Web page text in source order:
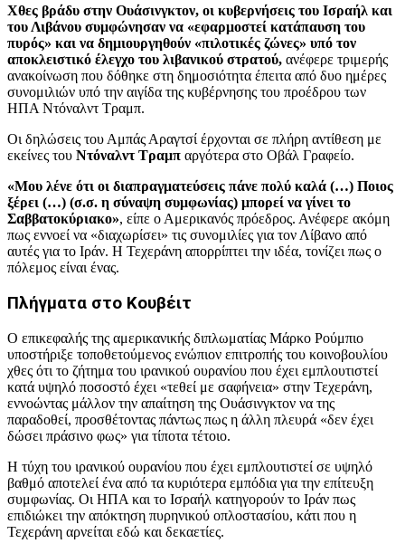
Χθες βράδυ στην Ουάσινγκτον, οι κυβερνήσεις του Ισραήλ και
του Λιβάνου συμφώνησαν να «εφαρμοστεί κατάπαυση του
πυρός» και να δημιουργηθούν «πιλοτικές ζώνες» υπό τον
αποκλειστικό έλεγχο του λιβανικού στρατού, ανέφερε τριμερής
ανακοίνωση που δόθηκε στη δημοσιότητα έπειτα από δυο ημέρες
συνομιλιών υπό την αιγίδα της κυβέρνησης του προέδρου των
ΗΠΑ Ντόναλντ Τραμπ.
Οι δηλώσεις του Αμπάς Αραγτσί έρχονται σε πλήρη αντίθεση με
εκείνες του Ντόναλντ Τραμπ αργότερα στο Οβάλ Γραφείο.
«Μου λένε ότι οι διαπραγματεύσεις πάνε πολύ καλά (…) Ποιος
ξέρει (…) (σ.σ. η σύναψη συμφωνίας) μπορεί να γίνει το
Σαββατοκύριακο», είπε ο Αμερικανός πρόεδρος. Ανέφερε ακόμη
πως εννοεί να «διαχωρίσει» τις συνομιλίες για τον Λίβανο από
αυτές για το Ιράν. Η Τεχεράνη απορρίπτει την ιδέα, τονίζει πως ο
πόλεμος είναι ένας.
Πλήγματα στο Κουβέιτ
Ο επικεφαλής της αμερικανικής διπλωματίας Μάρκο Ρούμπιο
υποστήριξε τοποθετούμενος ενώπιον επιτροπής του κοινοβουλίου
χθες ότι το ζήτημα του ιρανικού ουρανίου που έχει εμπλουτιστεί
κατά υψηλό ποσοστό έχει «τεθεί με σαφήνεια» στην Τεχεράνη,
εννοώντας μάλλον την απαίτηση της Ουάσινγκτον να της
παραδοθεί, προσθέτοντας πάντως πως η άλλη πλευρά «δεν έχει
δώσει πράσινο φως» για τίποτα τέτοιο.
Η τύχη του ιρανικού ουρανίου που έχει εμπλουτιστεί σε υψηλό
βαθμό αποτελεί ένα από τα κυριότερα εμπόδια για την επίτευξη
συμφωνίας. Οι ΗΠΑ και το Ισραήλ κατηγορούν το Ιράν πως
επιδιώκει την απόκτηση πυρηνικού οπλοστασίου, κάτι που η
Τεχεράνη αρνείται εδώ και δεκαετίες.